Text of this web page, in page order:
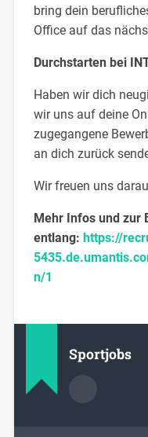
bring dein
Office auf das
Durchstarten bei
Haben wir dich
wir uns auf deine
zugegangene
an dich zurück
Wir freuen uns
Mehr Infos und zur
entlang: https://
n/1
Sportjobs